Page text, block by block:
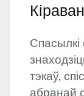
тэкаў,
абранай